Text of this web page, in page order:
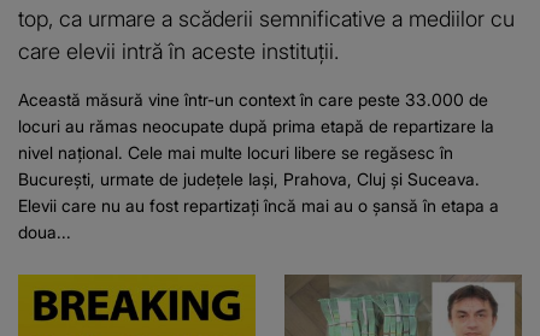
top, ca urmare a scăderii semnificative a mediilor cu
care elevii intră în aceste instituții.
Această măsură vine într-un context în care peste 33.000 de
locuri au rămas neocupate după prima etapă de repartizare la
nivel național. Cele mai multe locuri libere se regăsesc în
București, urmate de județele Iași, Prahova, Cluj și Suceava.
Elevii care nu au fost repartizați încă mai au o șansă în etapa a
doua...